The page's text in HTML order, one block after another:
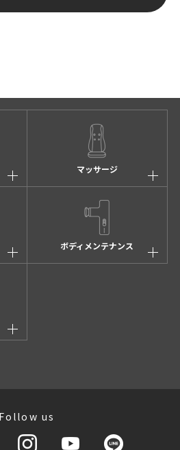
マッサージ
ボディメンテナンス
Follow us